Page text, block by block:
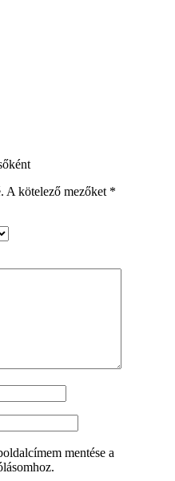
A kötelező mezőket *
mentése a